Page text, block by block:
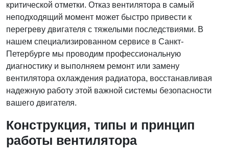
критической отметки. Отказ вентилятора в самый
неподходящий момент может быстро привести к
перегреву двигателя с тяжелыми последствиями. В
нашем специализированном сервисе в Санкт-
Петербурге мы проводим профессиональную
диагностику и выполняем ремонт или замену
вентилятора охлаждения радиатора, восстанавливая
надежную работу этой важной системы безопасности
вашего двигателя.
Конструкция, типы и принцип
работы вентилятора